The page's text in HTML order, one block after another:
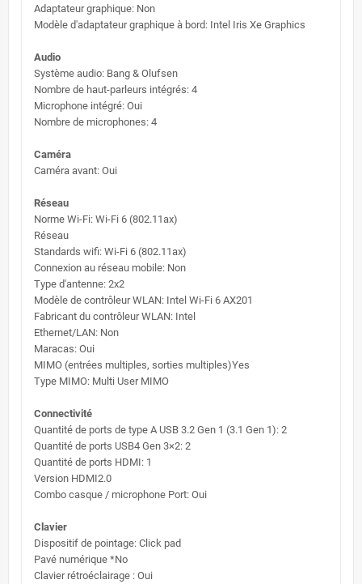
Adaptateur graphique: Non
Modèle d'adaptateur graphique à bord: Intel Iris Xe Graphics
Audio
Système audio: Bang & Olufsen
Nombre de haut-parleurs intégrés: 4
Microphone intégré: Oui
Nombre de microphones: 4
Caméra
Caméra avant: Oui
Réseau
Norme Wi-Fi: Wi-Fi 6 (802.11ax)
Réseau
Standards wifi: Wi-Fi 6 (802.11ax)
Connexion au réseau mobile: Non
Type d'antenne: 2x2
Modèle de contrôleur WLAN: Intel Wi-Fi 6 AX201
Fabricant du contrôleur WLAN: Intel
Ethernet/LAN: Non
Maracas: Oui
MIMO (entrées multiples, sorties multiples)Yes
Type MIMO: Multi User MIMO
Connectivité
Quantité de ports de type A USB 3.2 Gen 1 (3.1 Gen 1): 2
Quantité de ports USB4 Gen 3×2: 2
Quantité de ports HDMI: 1
Version HDMI2.0
Combo casque / microphone Port: Oui
Clavier
Dispositif de pointage: Click pad
Pavé numérique *No
Clavier ‎rétroéclairage ‎ : Oui